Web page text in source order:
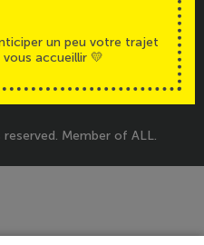
Member of ALL.
un peu votre trajet
accueillir 💛